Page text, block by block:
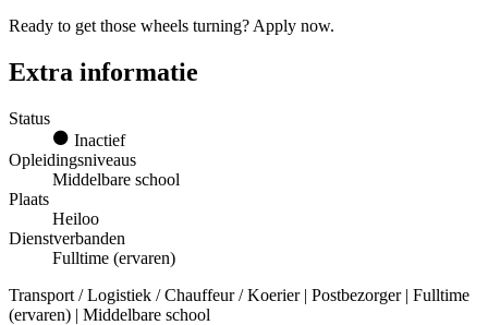
Ready to get those wheels turning? Apply now.
Extra informatie
Status
Inactief
Opleidingsniveaus
Middelbare school
Plaats
Heiloo
Dienstverbanden
Fulltime (ervaren)
Transport / Logistiek / Chauffeur / Koerier | Postbezorger | Fulltime
(ervaren) | Middelbare school